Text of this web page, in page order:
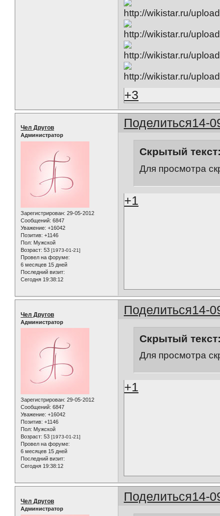
+3
Поделиться14-
Чел Другов
Администратор
Зарегистрирован: 29-05-2012
Сообщений: 6847
Уважение: +16042
Позитив: +1146
Пол: Мужской
Возраст: 53 [1973-01-21]
Провел на форуме:
6 месяцев 15 дней
Последний визит:
Сегодня 19:38:12
Скрытый
Для просмотра
+1
Поделиться14-
Чел Другов
Администратор
Зарегистрирован: 29-05-2012
Сообщений: 6847
Уважение: +16042
Позитив: +1146
Пол: Мужской
Возраст: 53 [1973-01-21]
Провел на форуме:
6 месяцев 15 дней
Последний визит:
Сегодня 19:38:12
Скрытый
Для просмотра
+1
Поделиться14-
Чел Другов
Администратор